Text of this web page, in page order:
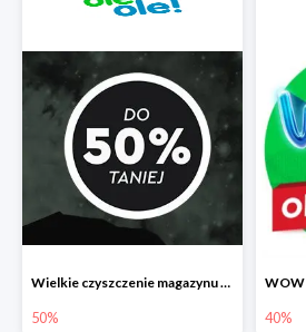
Wielkie czyszczenie magazynu w OleOle! do -50%
50% 40%